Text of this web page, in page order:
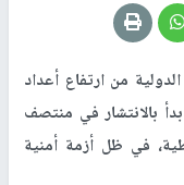
من ارتفاع أعداد
بالانتشار في منتصف
في ظل أزمة أمنية